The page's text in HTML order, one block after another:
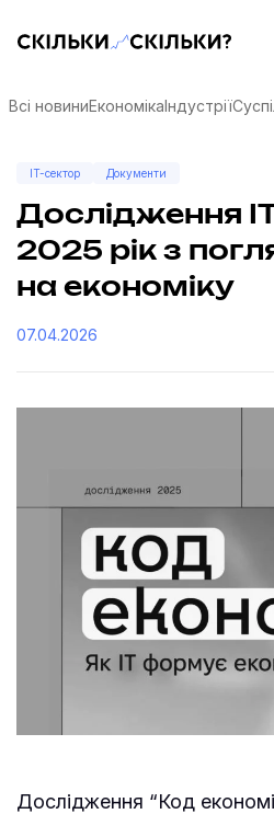
Скільки-скільки? — Медіа
Всі новиниЕкономікаІндустрії
IT-сектор Документи
Дослідження
2025 рік з
на економіку
07.04.2026
Дослідження “Код